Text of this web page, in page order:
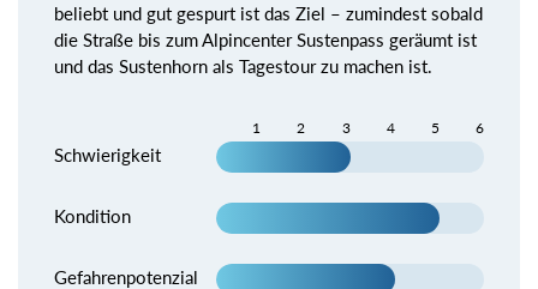
beliebt und gut gespurt ist das Ziel – zumindest sobald
die Straße bis zum Alpincenter Sustenpass geräumt ist
und das Sustenhorn als Tagestour zu machen ist.
1 2 3 4 5 6
Schwierigkeit
Kondition
Gefahrenpotenzial